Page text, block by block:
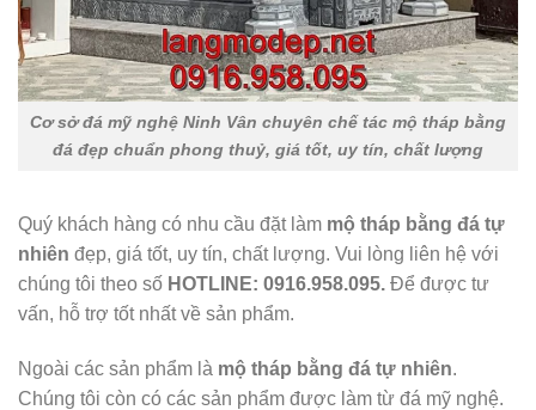
Cơ sở đá mỹ nghệ Ninh Vân chuyên chế tác mộ tháp bằng
đá đẹp chuẩn phong thuỷ, giá tốt, uy tín, chất lượng
Quý khách hàng có nhu cầu đặt làm mộ tháp bằng đá tự
nhiên đẹp, giá tốt, uy tín, chất lượng. Vui lòng liên hệ với
chúng tôi theo số HOTLINE: 0916.958.095. Để được tư
vấn, hỗ trợ tốt nhất về sản phẩm.
Ngoài các sản phẩm là mộ tháp bằng đá tự nhiên.
Chúng tôi còn có các sản phẩm được làm từ đá mỹ nghệ.